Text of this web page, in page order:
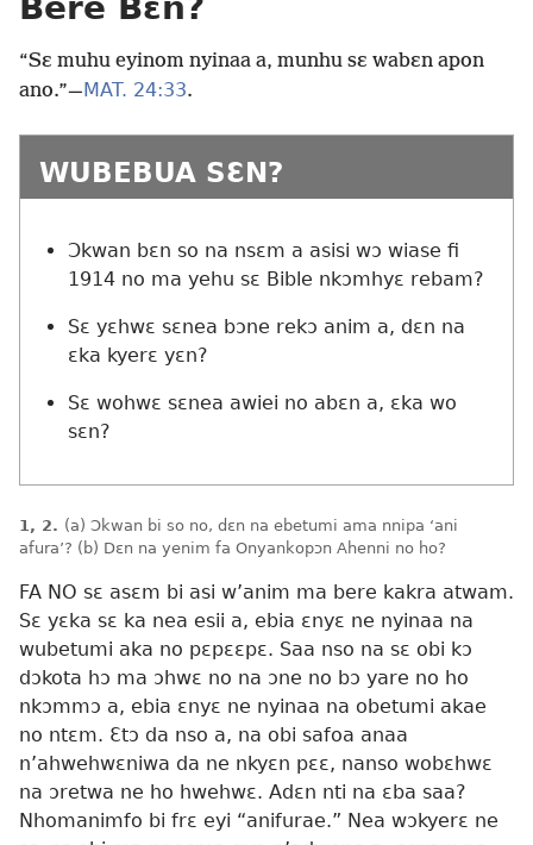
“Sɛ muhu eyinom nyinaa a, munhu sɛ wabɛn apon
ano.”—MAT. 24:33.
WUBEBUA SƐN?
Ɔkwan bɛn so na nsɛm a asisi wɔ wiase fi
1914 no ma yehu sɛ Bible nkɔmhyɛ rebam?
Sɛ yɛhwɛ sɛnea bɔne rekɔ anim a, dɛn na
ɛka kyerɛ yɛn?
Sɛ wohwɛ sɛnea awiei no abɛn a, ɛka wo
sɛn?
1, 2. (a) Ɔkwan bi so no, dɛn na ebetumi ama nnipa ‘ani
afura’? (b) Dɛn na yenim fa Onyankopɔn Ahenni no ho?
FA NO sɛ asɛm bi asi w’anim ma bere kakra atwam.
Sɛ yɛka sɛ ka nea esii a, ebia ɛnyɛ ne nyinaa na
wubetumi aka no pɛpɛɛpɛ. Saa nso na sɛ obi kɔ
dɔkota hɔ ma ɔhwɛ no na ɔne no bɔ yare no ho
nkɔmmɔ a, ebia ɛnyɛ ne nyinaa na obetumi akae
no ntɛm. Ɛtɔ da nso a, na obi safoa anaa
n’ahwehwɛniwa da ne nkyɛn pɛɛ, nanso wobɛhwɛ
na ɔretwa ne ho hwehwɛ. Adɛn nti na ɛba saa?
Nhomanimfo bi frɛ eyi “anifurae.” Nea wɔkyerɛ ne